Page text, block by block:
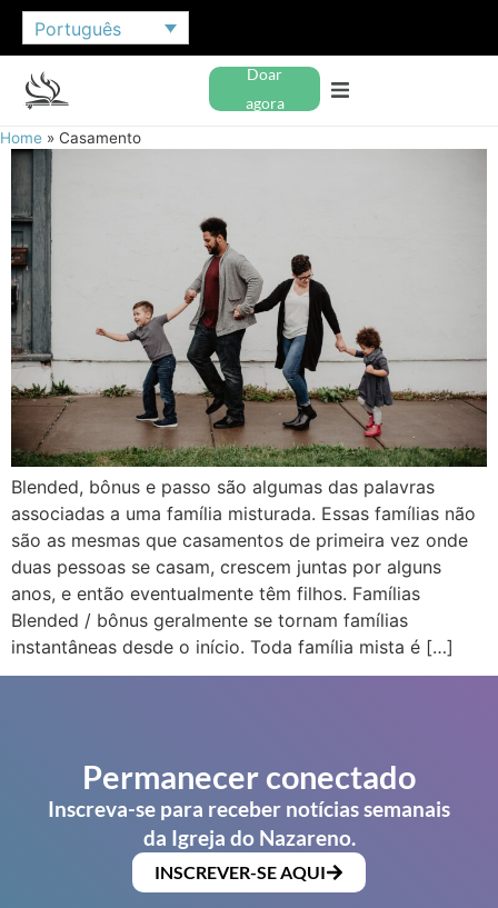
Português
Doar
agora
Home » Casamento
Blended, bônus e passo são algumas das palavras
associadas a uma família misturada. Essas famílias não
são as mesmas que casamentos de primeira vez onde
duas pessoas se casam, crescem juntas por alguns
anos, e então eventualmente têm filhos. Famílias
Blended / bônus geralmente se tornam famílias
instantâneas desde o início. Toda família mista é […]
Permanecer conectado
Inscreva-se para receber notícias semanais
da Igreja do Nazareno.
INSCREVER-SE AQUI